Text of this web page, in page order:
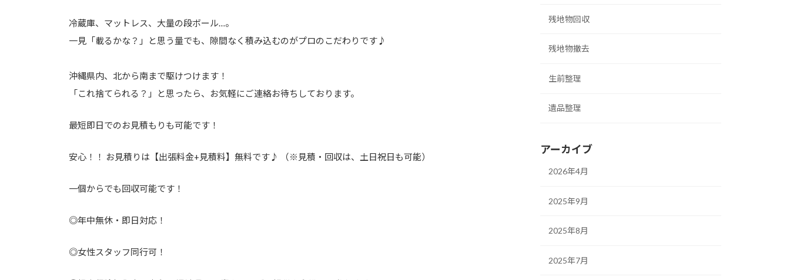
冷蔵庫、マットレス、大量の段ボール…。
一見「載るかな？」と思う量でも、隙間なく積み込むのがプロのこだわりです♪
沖縄県内、北から南まで駆けつけます！
「これ捨てられる？」と思ったら、お気軽にご連絡お待ちしております。
最短即日でのお見積もりも可能です！
安心！！ お見積りは【出張料金+見積料】無料です♪ （※見積・回収は、土日祝日も可能）
一個からでも回収可能です！
◎年中無休・即日対応！
◎女性スタッフ同行可！
残地物回収
残地物撤去
生前整理
遺品整理
アーカイブ
2026年4月
2025年9月
2025年8月
2025年7月